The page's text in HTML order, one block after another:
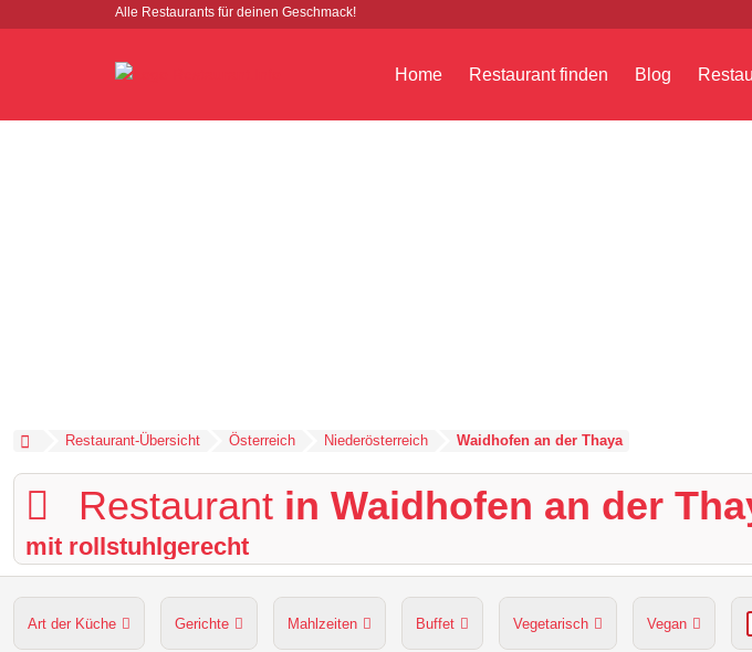
Alle Restaurants für deinen Geschmack!
Home Restaurant finden Blog
Restaurant-Übersicht Österreich Niederösterreich Waidhofen an der Thaya
Restaurant in Waidhofen an der
mit rollstuhlgerecht
Art der Küche Gerichte Mahlzeiten Buffet Vegetarisch Vegan